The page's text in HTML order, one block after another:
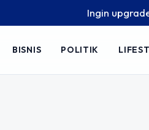
Ingin upgrade
BISNIS POLITIK